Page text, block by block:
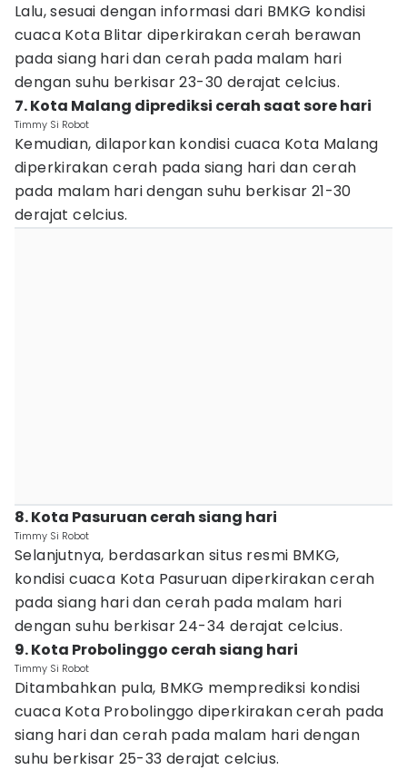
Lalu, sesuai dengan informasi dari BMKG kondisi
cuaca Kota Blitar diperkirakan cerah berawan
pada siang hari dan cerah pada malam hari
dengan suhu berkisar 23-30 derajat celcius.
7. Kota Malang diprediksi cerah saat sore hari
Timmy Si Robot
Kemudian, dilaporkan kondisi cuaca Kota Malang
diperkirakan cerah pada siang hari dan cerah
pada malam hari dengan suhu berkisar 21-30
derajat celcius.
8. Kota Pasuruan cerah siang hari
Timmy Si Robot
Selanjutnya, berdasarkan situs resmi BMKG,
kondisi cuaca Kota Pasuruan diperkirakan cerah
pada siang hari dan cerah pada malam hari
dengan suhu berkisar 24-34 derajat celcius.
9. Kota Probolinggo cerah siang hari
Timmy Si Robot
Ditambahkan pula, BMKG memprediksi kondisi
cuaca Kota Probolinggo diperkirakan cerah pada
siang hari dan cerah pada malam hari dengan
suhu berkisar 25-33 derajat celcius.